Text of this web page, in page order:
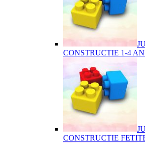
CONSTRUCTIE 1-4
CONSTRUCTIE